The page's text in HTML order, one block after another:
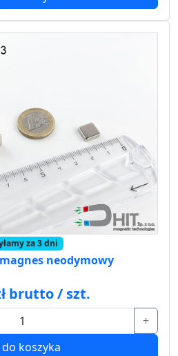
za 3 dni
neodymowy
brutto / szt.
+
do koszyka